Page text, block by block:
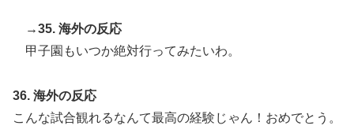
→35. 海外の反応
甲子園もいつか絶対行ってみたいわ。
36. 海外の反応
こんな試合観れるなんて最高の経験じゃん！おめでとう。